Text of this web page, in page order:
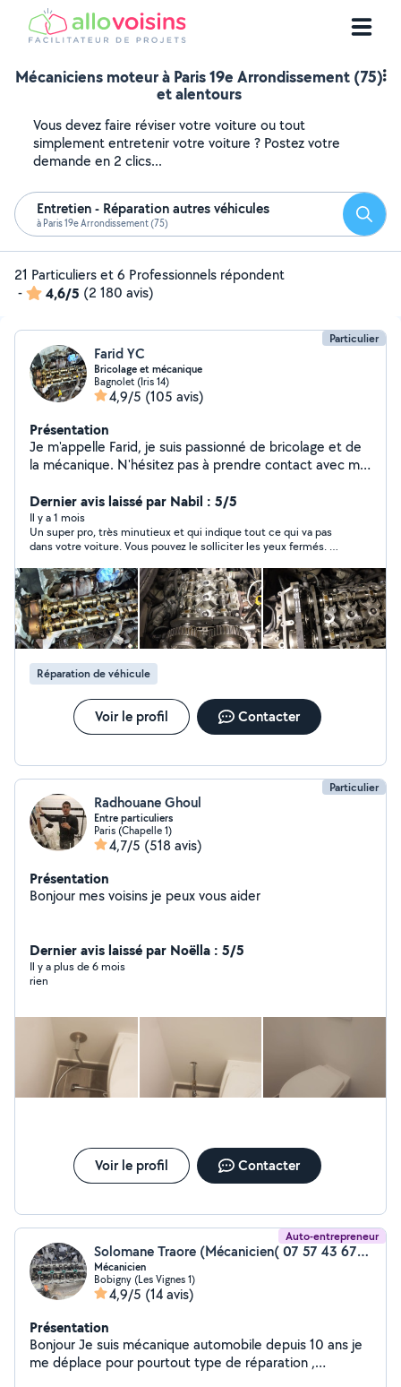
Mécaniciens moteur à Paris 19e Arrondissement (75)
et alentours
Vous devez faire réviser votre voiture ou tout
simplement entretenir votre voiture ? Postez votre
demande en 2 clics...
Entretien - Réparation autres véhicules
à Paris 19e Arrondissement (75)
21 Particuliers et 6 Professionnels répondent
-
4,6/5 (2 180 avis)
Particulier
Farid YC
Bricolage et mécanique
Bagnolet (Iris 14)
4,9/5 (105 avis)
Présentation
Je m'appelle Farid, je suis passionné de bricolage et de
la mécanique. N'hésitez pas à prendre contact avec moi
diagnostique,et pour les demandes privé je préfère que
vous m'envoyiez votre numéro de téléphone
directement et je vous recontacte rapidement merci.
Dernier avis laissé par Nabil : 5/5
Il y a 1 mois
Un super pro, très minutieux et qui indique tout ce qui va pas
dans votre voiture. Vous pouvez le solliciter les yeux fermés. Et
Réparation de véhicule
Voir le profil Contacter
Particulier
Radhouane Ghoul
Entre particuliers
Paris (Chapelle 1)
4,7/5 (518 avis)
Présentation
Bonjour mes voisins je peux vous aider
Dernier avis laissé par Noëlla : 5/5
Il y a plus de 6 mois
rien
Voir le profil Contacter
Auto-entrepreneur
Solomane Traore (Mécanicien( 07 57 43 67 08))
Mécanicien
Bobigny (Les Vignes 1)
4,9/5 (14 avis)
Présentation
Bonjour Je suis mécanique automobile depuis 10 ans je
me déplace pour pourtout type de réparation ,